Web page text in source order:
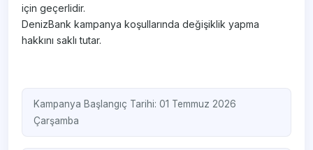
için geçerlidir.
DenizBank kampanya koşullarında değişiklik yapma
hakkını saklı tutar.
Kampanya Başlangıç Tarihi: 01 Temmuz 2026
Çarşamba